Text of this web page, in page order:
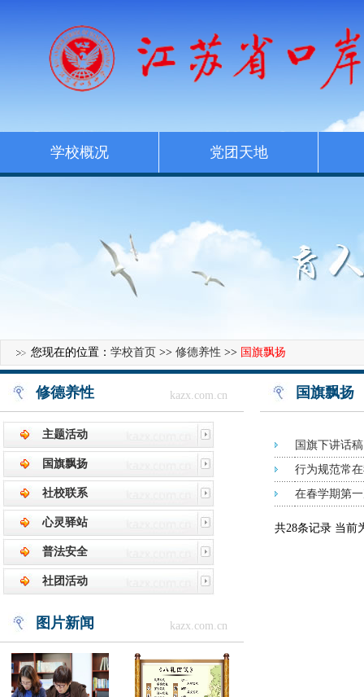
学校概况 党团天地
您现在的位置： 学校首页 >> 修德养性 >> 国旗飘扬
修德养性 kazx.com.cn
主题活动
国旗飘扬
社校联系
心灵驿站
普法安全
社团活动
图片新闻 kazx.com.cn
国旗飘扬
国旗下讲话稿
行为规范常
在春学期第
共28条记录 当前